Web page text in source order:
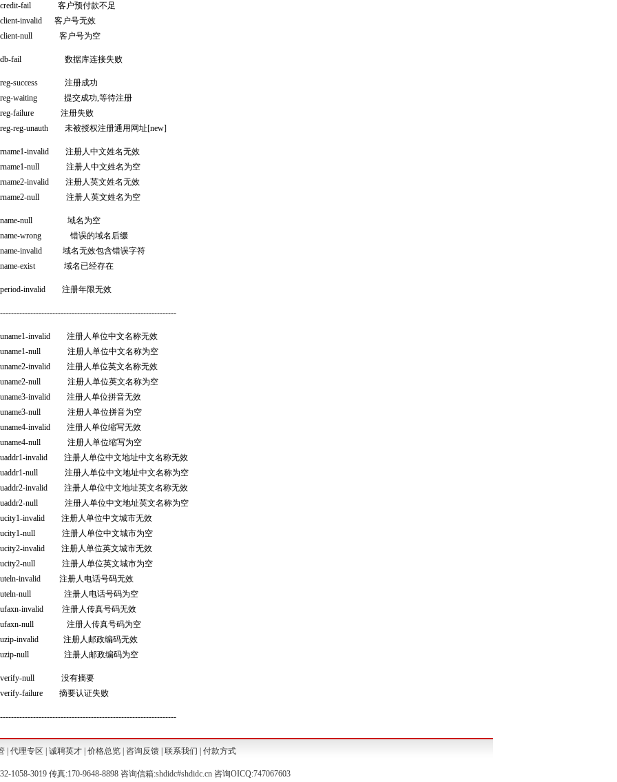
fail 客户预付款不足
invalid 客户号无效
null 客户号为空
fail 数据库连接失败
success 注册成功
waiting 提交成功,等待注册
failure 注册失败
reg-unauth 未被授权注册通用网址[new]
invalid 注册人中文姓名无效
null 注册人中文姓名为空
invalid 注册人英文姓名无效
null 注册人英文姓名为空
null 域名为空
wrong 错误的域名后缀
invalid 域名无效包含错误字符
exist 域名已经存在
invalid 注册年限无效
invalid 注册人单位中文名称无效
null 注册人单位中文名称为空
invalid 注册人单位英文名称无效
null 注册人单位英文名称为空
invalid 注册人单位拼音无效
null 注册人单位拼音为空
invalid 注册人单位缩写无效
null 注册人单位缩写为空
invalid 注册人单位中文地址中文名称无效
null 注册人单位中文地址中文名称为空
invalid 注册人单位中文地址英文名称无效
null 注册人单位中文地址英文名称为空
invalid 注册人单位中文城市无效
null 注册人单位中文城市为空
invalid 注册人单位英文城市无效
null 注册人单位英文城市为空
invalid 注册人电话号码无效
null 注册人电话号码为空
invalid 注册人传真号码无效
null 注册人传真号码为空
invalid 注册人邮政编码无效
null 注册人邮政编码为空
null 没有摘要
failure 摘要认证失败
代理专区 诚聘英才 价格总览 咨询反馈 联系我们 付款方式
1058-3019 传真:170-9648-8898 咨询信箱:shdidc#shdidc.cn 咨询OICQ:747067603